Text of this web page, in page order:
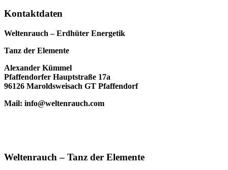
Kontaktdaten
Weltenrauch – Erdhüter Energetik
Tanz der Elemente
Alexander Kümmel
Pfaffendorfer Hauptstraße 17a
96126 Maroldsweisach GT Pfaffendorf
Mail: info@weltenrauch.com
Weltenrauch – Tanz der Elemente